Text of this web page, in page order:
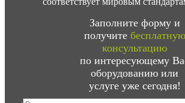
Заполните форму и
получите бесплатную
консультацию
по интересующему
оборудованию или
услуге уже сегодня!